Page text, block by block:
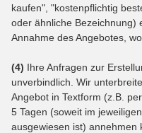
kaufen", "kostenpflichtig
oder ähnliche Bezeichnung)
Annahme des Angebotes,
(4) Ihre Anfragen zur
unverbindlich. Wir
Angebot in Textform (z.B.
5 Tagen (soweit im
ausgewiesen ist) annehmen